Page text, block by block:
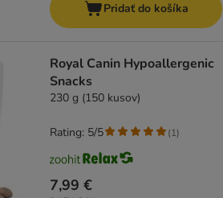
Pridať do košíka
Royal Canin Hypoallergenic
Snacks
230 g (150 kusov)
7,99 €
Rating: 5/5 (1)